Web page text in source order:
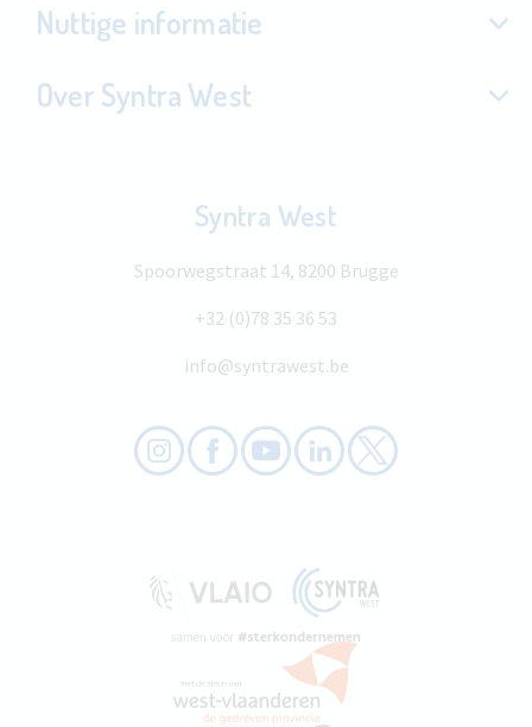
Nuttige informatie
Over Syntra West
Syntra West
Spoorwegstraat 14, 8200 Brugge
+32 (0)78 35 36 53
info@syntrawest.be